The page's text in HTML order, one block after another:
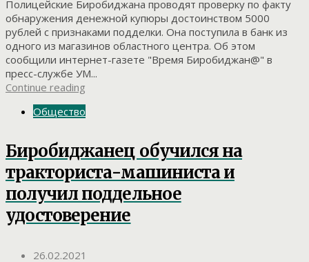
Полицейские Биробиджана проводят проверку по факту
обнаружения денежной купюры достоинством 5000
рублей с признаками подделки. Она поступила в банк из
одного из магазинов областного центра. Об этом
сообщили интернет-газете "Время Биробиджан@" в
пресс-службе УМ...
Continue reading
Общество
Биробиджанец обучился на
тракториста-машиниста и
получил поддельное
удостоверение
26.02.2021